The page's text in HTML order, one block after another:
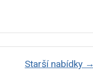
Starší nabídky →